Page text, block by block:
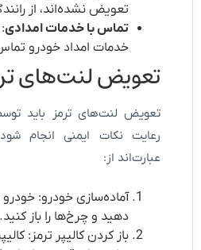
تعویض نشده‌اند، از
تماس با خدمات امدادی
خدمات امداد خودرو
تعویض لنت‌های
تعویض لنت‌های ترمز باید
رعایت نکات ایمنی انجام
عبارت‌اند از:
آماده‌سازی خودرو:
دهید و چرخ‌ها را باز کنید.
باز کردن کالیپر ترمز: